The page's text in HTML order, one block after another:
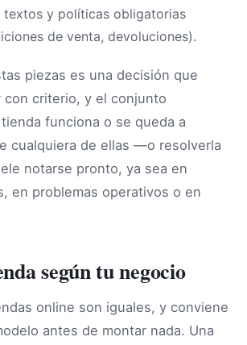
textos y políticas obligatorias
de venta, devoluciones).
piezas es una decisión que
con criterio, y el conjunto
funciona o se queda a
cualquiera de ellas —o resolverla
notarse pronto, ya sea en
en problemas operativos o en
según tu negocio
online son iguales, y conviene
antes de montar nada. Una